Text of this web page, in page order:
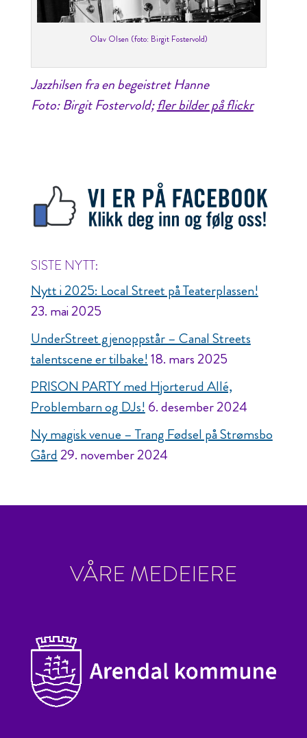
Olav Olsen (foto: Birgit Fostervold)
Jazzhilsen fra en begeistret Hanne
Foto: Birgit Fostervold;fler bilder på flickr
SISTE NYTT:
Nytt i 2025: Local Street på Teaterplassen!
23. mai 2025
UnderStreet gjenoppstår – Canal Streets
talentscene er tilbake!18. mars 2025
PRISON PARTY med Hjorterud Allé,
Problembarn og DJs!6. desember 2024
Ny magisk venue – Trang Fødsel på Strømsbo
Gård29. november 2024
VÅRE MEDEIERE